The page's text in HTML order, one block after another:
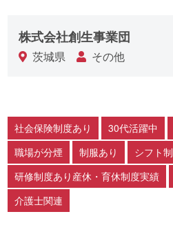
株式会社創生事業団
茨城県 その他
社会保険制度あり 30代活躍中
職場が分煙
制服あり シフト制
研修制度あり産休・育休制度実績
介護士関連